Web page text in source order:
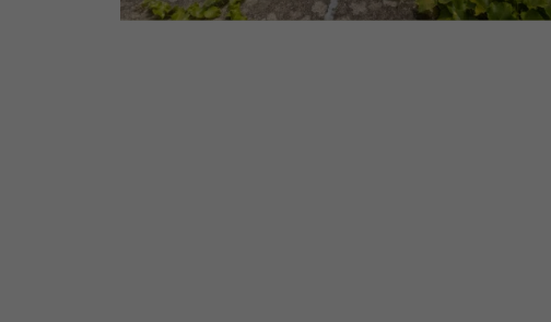
À très bientôt pour des parenthèses enchantées